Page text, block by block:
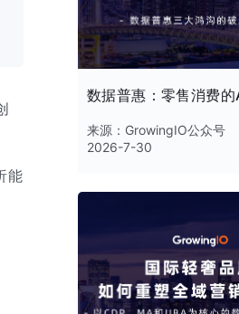
能
数据普惠：零售消费
来源： GrowingIO公众号
2026-7-30